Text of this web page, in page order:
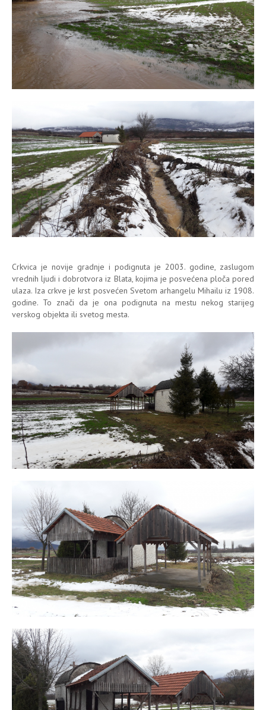
Crkvica je novije gradnje i podignuta je 2003. godine, zaslugom
vrednih ljudi i dobrotvora iz Blata, kojima je posvećena ploča pored
ulaza. Iza crkve je krst posvećen Svetom arhangelu Mihailu iz 1908.
godine. To znači da je ona podignuta na mestu nekog starijeg
verskog objekta ili svetog mesta.